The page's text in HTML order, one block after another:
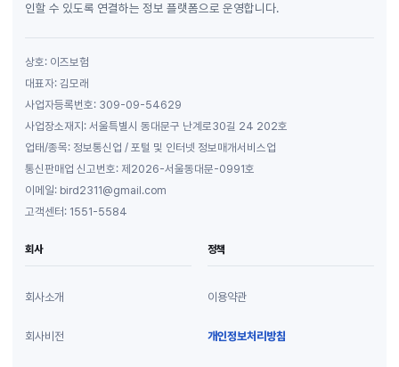
인할 수 있도록 연결하는 정보 플랫폼으로 운영합니다.
상호: 이즈보험
대표자: 김모래
사업자등록번호: 309-09-54629
사업장소재지: 서울특별시 동대문구 난계로30길 24 202호
업태/종목: 정보통신업 / 포털 및 인터넷 정보매개서비스업
통신판매업 신고번호: 제2026-서울동대문-0991호
이메일: bird2311@gmail.com
고객센터: 1551-5584
회사
회사소개
회사비전
정책
이용약관
개인정보처리방침